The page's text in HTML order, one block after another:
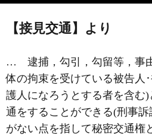
【接見交通】より
… 逮捕，勾引，勾留等，事
体の拘束を受けている被告人･
護人になろうとする者を含む
通をすることができる(刑事訴
がない点を指して秘密交通権